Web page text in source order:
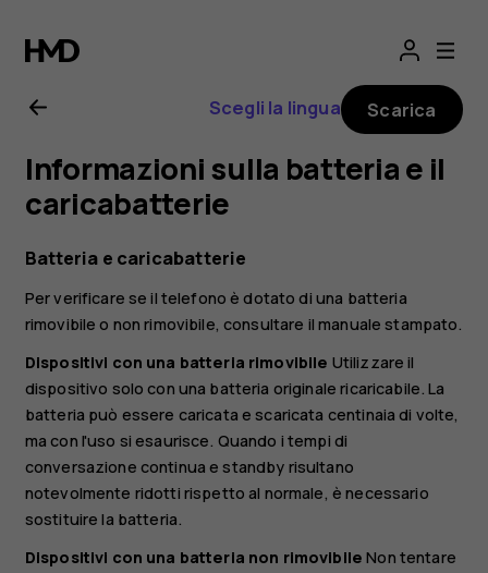
Manuale
d'uso
del
Nokia
X10
Scegli la lingua Scarica
Informazioni sulla batteria e il
caricabatterie
Batteria e caricabatterie
Per verificare se il telefono è dotato di una batteria
rimovibile o non rimovibile, consultare il manuale stampato.
Dispositivi con una batteria rimovibile Utilizzare il
dispositivo solo con una batteria originale ricaricabile. La
batteria può essere caricata e scaricata centinaia di volte,
ma con l'uso si esaurisce. Quando i tempi di
conversazione continua e standby risultano
notevolmente ridotti rispetto al normale, è necessario
sostituire la batteria.
Dispositivi con una batteria non rimovibile Non tentare